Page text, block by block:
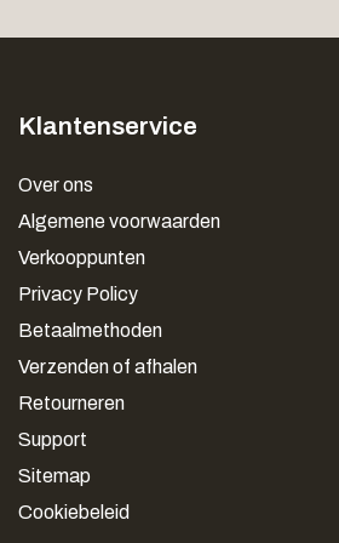
Klantenservice
Over ons
Algemene voorwaarden
Verkooppunten
Privacy Policy
Betaalmethoden
Verzenden of afhalen
Retourneren
Support
Sitemap
Cookiebeleid